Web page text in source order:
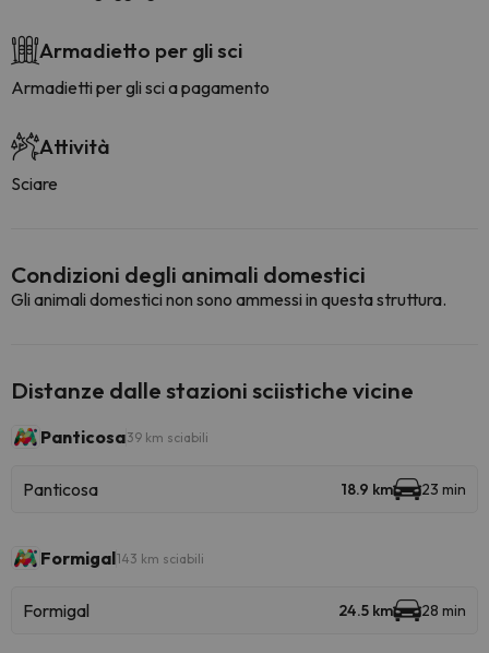
Armadietto per gli sci
Armadietti per gli sci a pagamento
Attività
Sciare
Condizioni degli animali domestici
Gli animali domestici non sono ammessi in questa struttura.
Distanze dalle stazioni sciistiche vicine
Panticosa39 km sciabili
Panticosa 18.9 km 23 min
Formigal143 km sciabili
Formigal 24.5 km 28 min